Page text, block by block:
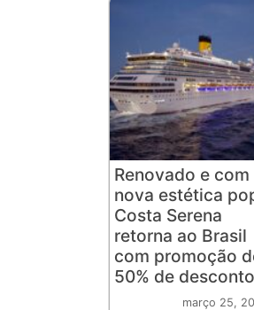
Renovado e com
nova estética
Costa Serena
retorna ao Brasil
com promoção
50% de desconto
março 25,